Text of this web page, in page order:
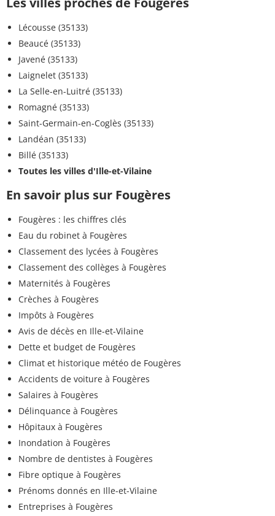
Lécousse (35133)
Beaucé (35133)
Javené (35133)
Laignelet (35133)
La Selle-en-Luitré (35133)
Romagné (35133)
Saint-Germain-en-Coglès (35133)
Landéan (35133)
Billé (35133)
Toutes les villes d'Ille-et-Vilaine
En savoir plus sur Fougères
Fougères : les chiffres clés
Eau du robinet à Fougères
Classement des lycées à Fougères
Classement des collèges à Fougères
Maternités à Fougères
Crèches à Fougères
Impôts à Fougères
Avis de décès en Ille-et-Vilaine
Dette et budget de Fougères
Climat et historique météo de Fougères
Accidents de voiture à Fougères
Salaires à Fougères
Délinquance à Fougères
Hôpitaux à Fougères
Inondation à Fougères
Nombre de dentistes à Fougères
Fibre optique à Fougères
Prénoms donnés en Ille-et-Vilaine
Entreprises à Fougères